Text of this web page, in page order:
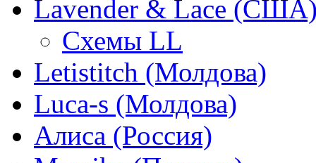
Lavender & Lace
Схемы LL
Letistitch (Молдова)
Luca-s (Молдова)
Алиса (Россия)